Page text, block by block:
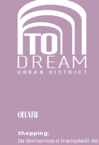
ORARI
Shopping:
Da domenica a mercoledì: